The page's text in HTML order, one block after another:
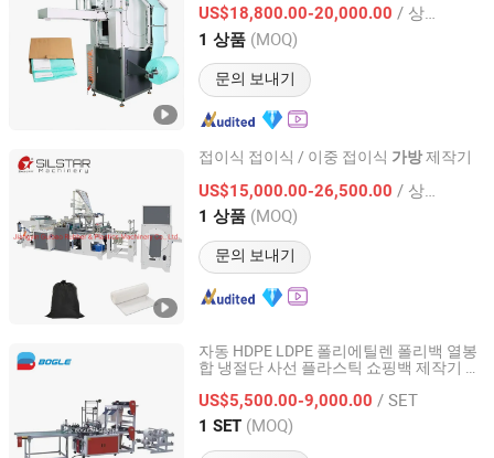
US$18,800.00-20,000.00 / 상품
1 상품 (MOQ)
문의 보내기
Guangdong, China 이후 2024
접이식 접이식 / 이중 접이식 가방제작기
US$15,000.00-26,500.00 / 상품
1 상품 (MOQ)
문의 보내기
Jiangyin Guibao Rubber & Plastics Machinery Co., Ltd.
Jiangsu, China 이후 2007
자동 HDPE LDPE 폴리에틸렌 폴리백 열봉
합 냉절단 사선 플라스틱 쇼핑백 제작기 자
US$5,500.00-9,000.00 / SET
1 SET (MOQ)
Ruian Bogle Machinery Co., Ltd.
Zhejiang, China 이후 2022